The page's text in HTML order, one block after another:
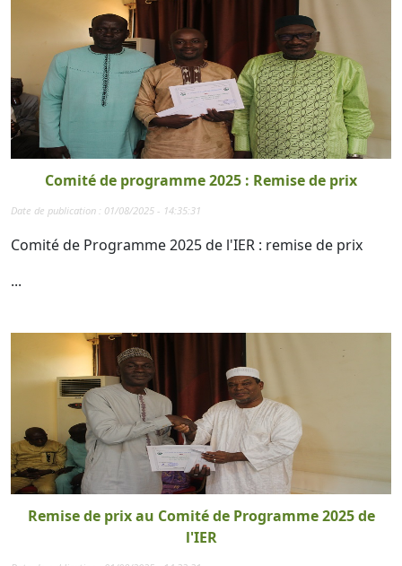
Comité de programme 2025 : Remise de prix
Date de publication : 01/08/2025 - 14:35:31
Comité de Programme 2025 de l'IER : remise de prix
...
Remise de prix au Comité de Programme 2025 de
l'IER